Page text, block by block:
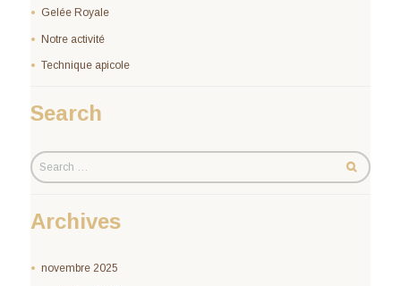
Gelée Royale
Notre activité
Technique apicole
Search
Archives
novembre 2025